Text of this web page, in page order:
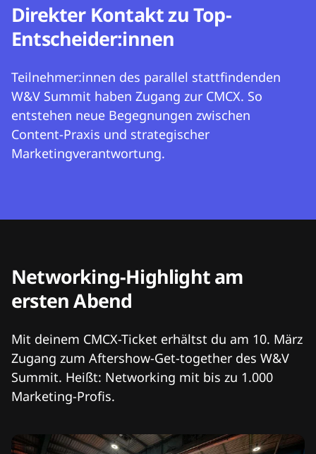
Direkter Kontakt zu Top-
Entscheider:innen
Teilnehmer:innen des parallel stattfindenden
W&V Summit haben Zugang zur CMCX. So
entstehen neue Begegnungen zwischen
Content-Praxis und strategischer
Marketingverantwortung.
Networking-Highlight am
ersten Abend
Mit deinem CMCX-Ticket erhältst du am 10. März
Zugang zum Aftershow-Get-together des W&V
Summit. Heißt: Networking mit bis zu 1.000
Marketing-Profis.